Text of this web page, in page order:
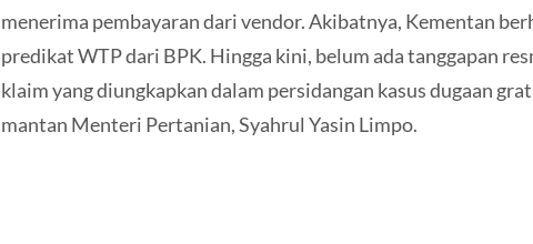
menerima pembayaran dari vendor. Akibatnya, Kementan
predikat WTP dari BPK. Hingga kini, belum ada tanggapan
klaim yang diungkapkan dalam persidangan kasus dugaan
mantan Menteri Pertanian, Syahrul Yasin Limpo.